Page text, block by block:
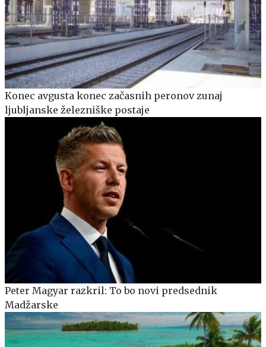
Konec avgusta konec začasnih peronov zunaj
ljubljanske železniške postaje
Peter Magyar razkril: To bo novi predsednik
Madžarske